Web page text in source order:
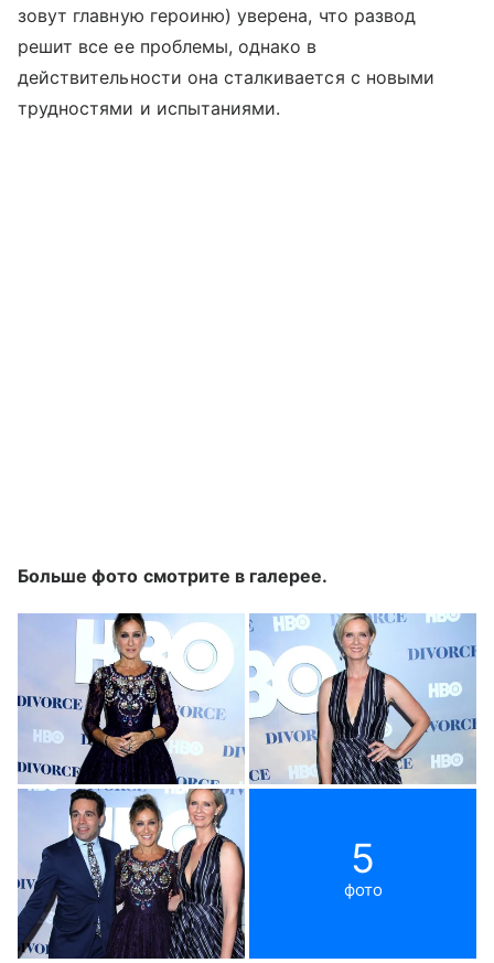
зовут главную героиню) уверена, что развод
решит все ее проблемы, однако в
действительности она сталкивается с новыми
трудностями и испытаниями.
Больше фото смотрите в галерее.
5
фото